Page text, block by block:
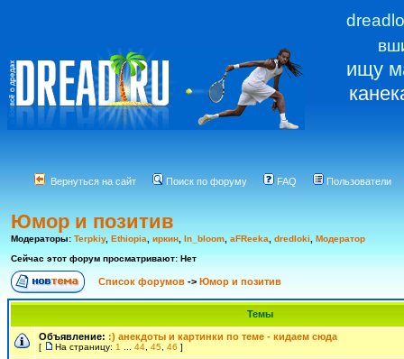
ищу
Вернуться на сайт Поиск по форуму FAQ Пользователи
Юмор и позитив
Модераторы: Terpkiy, Ethiopia иркин In_bloom aFReeka dredloki
Модератор
Сейчас этот форум просматривают: Нет
Список форумов -> Юмор и позитив
Темы
Объявление: :) анекдоты и картинки по теме - кидаем сюда
[ На страницу: 1 44 45 46 ]